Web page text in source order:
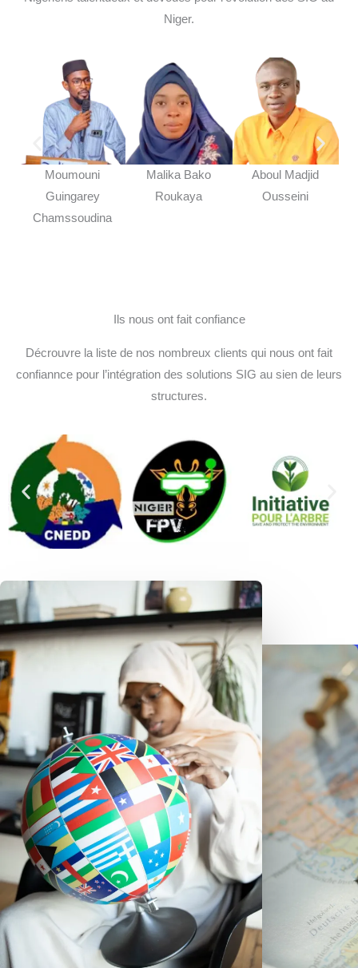
Niger.
Moumouni
Guingarey
Chamssoudina
Malika Bako
Roukaya
Aboul Madjid
Ousseini
Ils nous ont fait confiance
Décrouvre la liste de nos nombreux clients qui nous ont fait
confiannce pour l’intégration des solutions SIG au sien de leurs
structures.